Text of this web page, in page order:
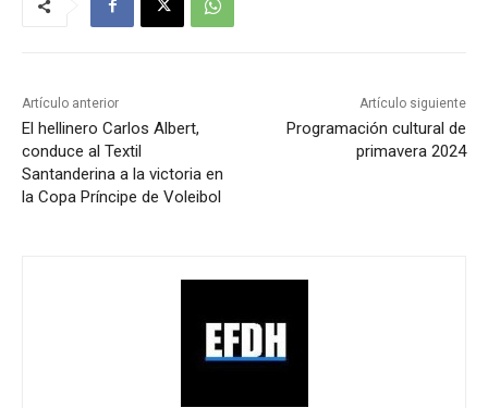
Artículo anterior
El hellinero Carlos Albert,
conduce al Textil
Santanderina a la victoria en
la Copa Príncipe de Voleibol
Artículo siguiente
Programación cultural de
primavera 2024